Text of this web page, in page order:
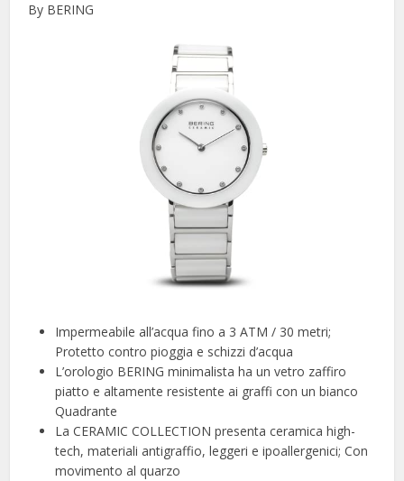
By BERING
Impermeabile all’acqua fino a 3 ATM / 30 metri;
Protetto contro pioggia e schizzi d’acqua
L’orologio BERING minimalista ha un vetro zaffiro
piatto e altamente resistente ai graffi con un bianco
Quadrante
La CERAMIC COLLECTION presenta ceramica high-
tech, materiali antigraffio, leggeri e ipoallergenici; Con
movimento al quarzo